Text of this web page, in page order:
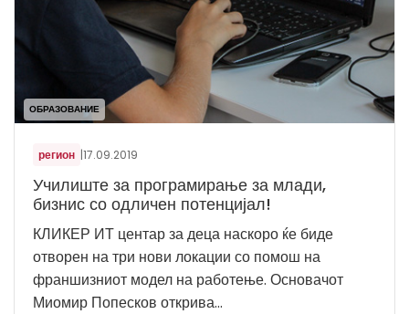
ОБРАЗОВАНИЕ
регион |17.09.2019
Училиште за програмирање за млади,
бизнис со одличен потенцијал!
КЛИКЕР ИТ центар за деца наскоро ќе биде
отворен на три нови локации со помош на
франшизниот модел на работење. Основачот
Миомир Попесков открива...